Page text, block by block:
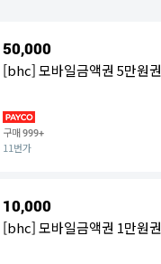
50,000
[bhc] 모바일금액권 5만원권
구매999+
11번가
10,000
[bhc] 모바일금액권 1만원권